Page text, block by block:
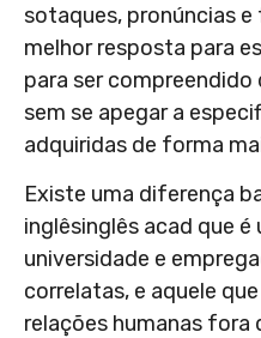
sotaques, pronúncias
melhor resposta para
para ser
sem se apegar a
adquiridas de forma
Existe uma diferença
inglêsinglês acad que é
universidade e
correlatas, e aquele
relações humanas fora